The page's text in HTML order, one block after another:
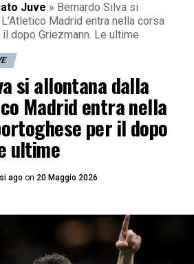
Juve » Bernardo Silva si
Madrid entra nella corsa
dopo Griezmann. Le ultime
si allontana dalla
Madrid entra nella
per il dopo
ultime
ago on 20 Maggio 2026